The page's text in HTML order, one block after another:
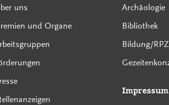
uns
und Organe
Archäologie
Bibliothek
Bildung/RPZ
Impressum